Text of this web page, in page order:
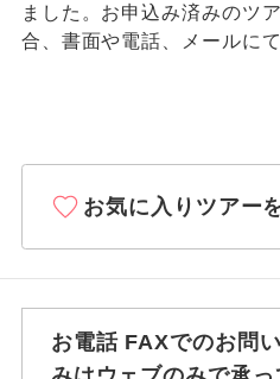
ました。お申込み済みのツ
合、書面や電話、メールに
お気に入りツアー
お電話 FAXでのお問